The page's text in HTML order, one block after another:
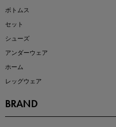
近日販売のアイテムを先見せ
ボトムス
セット
シューズ
アンダーウェア
ホーム
レッグウェア
BRAND